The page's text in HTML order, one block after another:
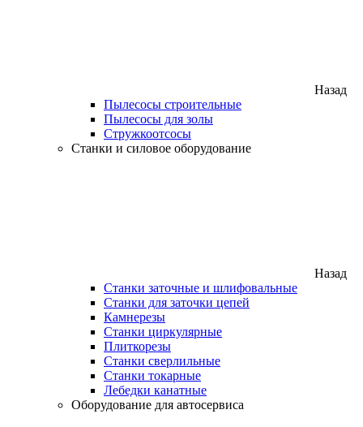
Назад
Пылесосы строительные
Пылесосы для золы
Стружкоотсосы
Станки и силовое оборудование
Назад
Станки заточные и шлифовальные
Станки для заточки цепей
Камнерезы
Станки циркулярные
Плиткорезы
Станки сверлильные
Станки токарные
Лебедки канатные
Оборудование для автосервиса